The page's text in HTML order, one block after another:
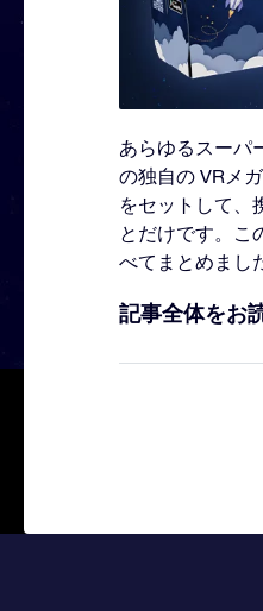
あらゆるスーパ
の独自の VRメ
をセットして、
とだけです。こ
べてまとめまし
記事全体をお